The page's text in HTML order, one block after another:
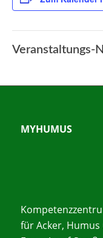
Veranstaltungs-
MYHUMUS
für Acker,